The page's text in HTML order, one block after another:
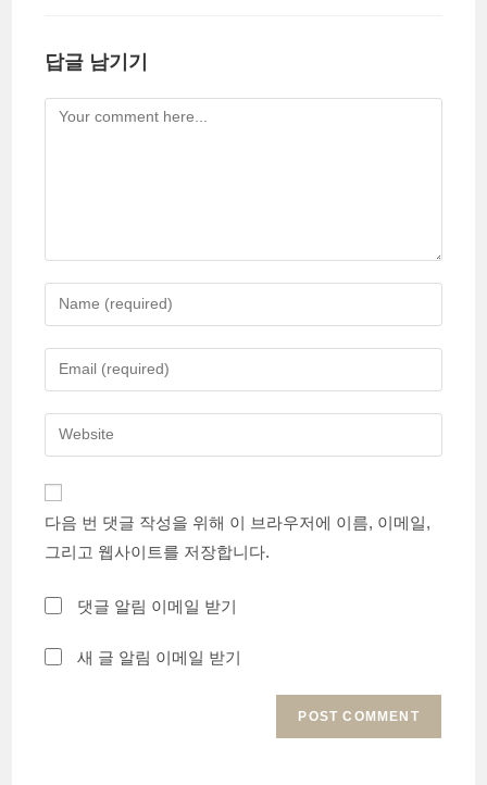
답글 남기기
Comment
Enter
your
name
comment
Enter
your
email
address
Enter
your
URL
(optional)
다음 번 댓글 작성을 위해 이 브라우저에 이름, 이메일,
그리고 웹사이트를 저장합니다.
댓글 알림 이메일 받기
새 글 알림 이메일 받기